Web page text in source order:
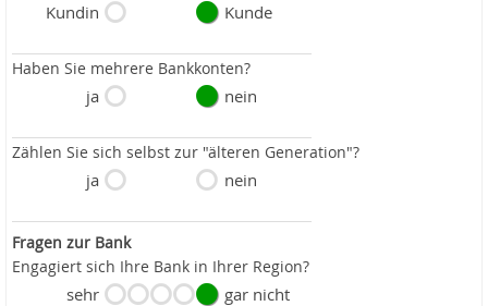
Kundin Kunde
Haben Sie mehrere Bankkonten?
ja nein
Zählen Sie sich selbst zur "älteren Generation"?
ja nein
Fragen zur Bank
Engagiert sich Ihre Bank in Ihrer Region?
sehr gar nicht